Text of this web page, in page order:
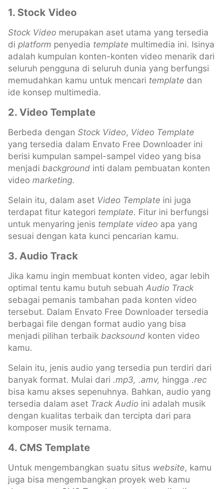
1. Stock Video
Stock Video merupakan aset utama yang tersedia
di platform penyedia template multimedia ini. Isinya
adalah kumpulan konten-konten video menarik dari
seluruh pengguna di seluruh dunia yang berfungsi
memudahkan kamu untuk mencari template dan
ide konsep multimedia.
2. Video Template
Berbeda dengan Stock Video, Video Template
yang tersedia dalam Envato Free Downloader ini
berisi kumpulan sampel-sampel video yang bisa
menjadi background inti dalam pembuatan konten
video marketing.
Selain itu, dalam aset Video Template ini juga
terdapat fitur kategori template. Fitur ini berfungsi
untuk menyaring jenis template video apa yang
sesuai dengan kata kunci pencarian kamu.
3. Audio Track
Jika kamu ingin membuat konten video, agar lebih
optimal tentu kamu butuh sebuah Audio Track
sebagai pemanis tambahan pada konten video
tersebut. Dalam Envato Free Downloader tersedia
berbagai file dengan format audio yang bisa
menjadi pilihan terbaik backsound konten video
kamu.
Selain itu, jenis audio yang tersedia pun terdiri dari
banyak format. Mulai dari .mp3, .amv, hingga .rec
bisa kamu akses sepenuhnya. Bahkan, audio yang
tersedia dalam aset Track Audio ini adalah musik
dengan kualitas terbaik dan tercipta dari para
komposer musik ternama.
4. CMS Template
Untuk mengembangkan suatu situs website, kamu
juga bisa mengembangkan proyek web kamu